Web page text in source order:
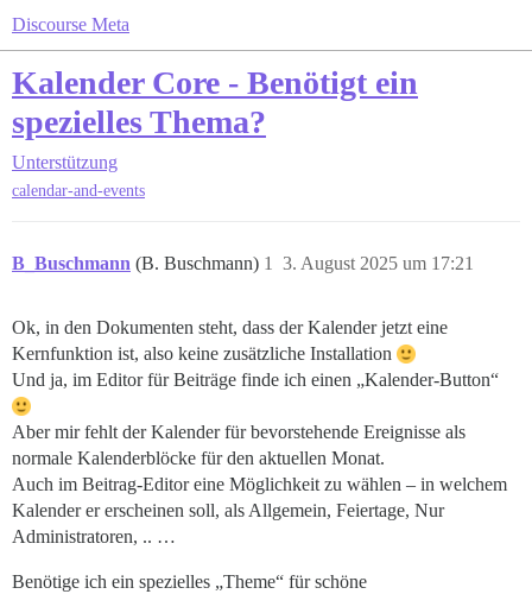
Discourse Meta
Kalender Core - Benötigt ein
spezielles Thema?
Unterstützung
calendar-and-events
B_Buschmann (B. Buschmann) 3. August 2025 um 17:21
1
Ok, in den Dokumenten steht, dass der Kalender jetzt eine
Kernfunktion ist, also keine zusätzliche Installation
Und ja, im Editor für Beiträge finde ich einen „Kalender-Button“
Aber mir fehlt der Kalender für bevorstehende Ereignisse als
normale Kalenderblöcke für den aktuellen Monat.
Auch im Beitrag-Editor eine Möglichkeit zu wählen – in welchem
Kalender er erscheinen soll, als Allgemein, Feiertage, Nur
Administratoren, .. …
Benötige ich ein spezielles „Theme“ für schöne